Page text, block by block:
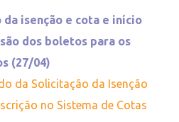
da isenção e cota e início
dos boletos para os
(27/04)
da Solicitação da Isenção
no Sistema de Cotas